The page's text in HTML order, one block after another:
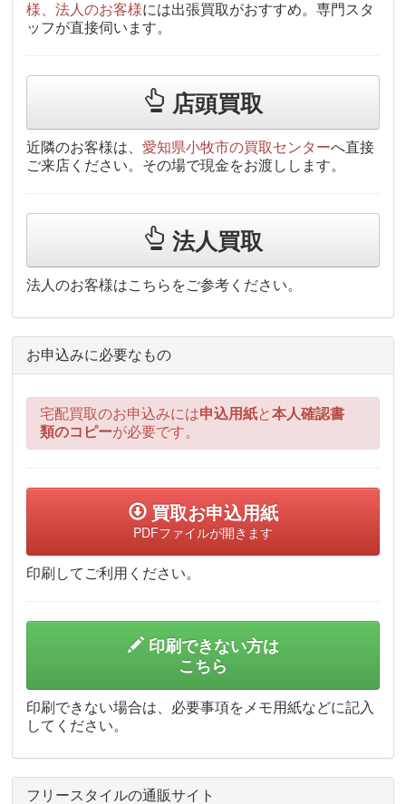
様、法人のお客様には出張買取がおすすめ。専門スタ
ッフが直接伺います。
店頭買取
近隣のお客様は、愛知県小牧市の買取センターへ直接
ご来店ください。その場で現金をお渡しします。
法人買取
法人のお客様はこちらをご参考ください。
お申込みに必要なもの
宅配買取のお申込みには申込用紙と本人確認書
類のコピーが必要です。
買取お申込用紙
PDFファイルが開きます
印刷してご利用ください。
印刷できない方は
こちら
印刷できない場合は、必要事項をメモ用紙などに記入
してください。
フリースタイルの通販サイト